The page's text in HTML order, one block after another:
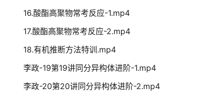
16.酸酯高聚物常考反应-1.mp4
17.酸酯高聚物常考反应-2.mp4
18.有机推断方法特训.mp4
李政-19第19讲同分异构体进阶-1.mp4
李政-20第20讲同分异构体进阶-2.mp4